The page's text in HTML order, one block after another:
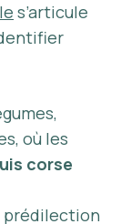
s’articule
où les
corse
prédilection